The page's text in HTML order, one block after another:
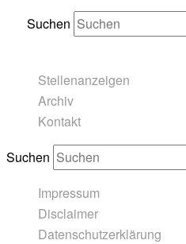
Suchen
Stellenanzeigen
Archiv
Kontakt
Suchen
Impressum
Disclaimer
Datenschutzerklärung